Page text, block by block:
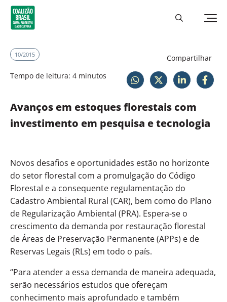
10/2015
Tempo de leitura: 4 minutos
Compartilhar
Avanços em estoques florestais com
investimento em pesquisa e tecnologia
Novos desafios e oportunidades estão no horizonte
do setor florestal com a promulgação do Código
Florestal e a consequente regulamentação do
Cadastro Ambiental Rural (CAR), bem como do Plano
de Regularização Ambiental (PRA). Espera-se o
crescimento da demanda por restauração florestal
de Áreas de Preservação Permanente (APPs) e de
Reservas Legais (RLs) em todo o país.
“Para atender a essa demanda de maneira adequada,
serão necessários estudos que ofereçam
conhecimento mais aprofundado e também